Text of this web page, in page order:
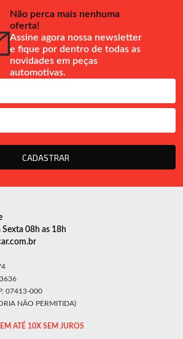
Não perca mais nenhuma
oferta!
Assine agora nossa newsletter
e fique por dentro de todas as
novidades em peças
automotivas.
CADASTRAR
08h as 18h
07413-000
NÃO PERMITIDA)
ATÉ 10X SEM JUROS